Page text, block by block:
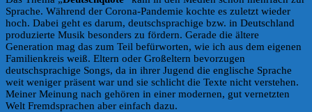
Sprache. Während der Corona-Pandemie kochte es zuletzt wieder
hoch. Dabei geht es darum, deutschsprachige bzw. in Deutschland
produzierte Musik besonders zu fördern. Gerade die ältere
Generation mag das zum Teil befürworten, wie ich aus dem eigenen
Familienkreis weiß. Eltern oder Großeltern bevorzugen
deutschsprachige Songs, da in ihrer Jugend die englische Sprache
weit weniger präsent war und sie schlicht die Texte nicht verstehen.
Meiner Meinung nach gehören in einer modernen, gut vernetzten
Welt Fremdsprachen aber einfach dazu.